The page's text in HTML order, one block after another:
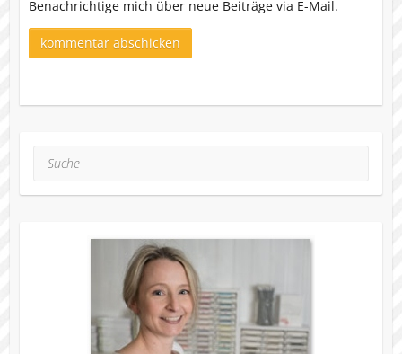
Benachrichtige mich über neue Beiträge via E-Mail.
Suche